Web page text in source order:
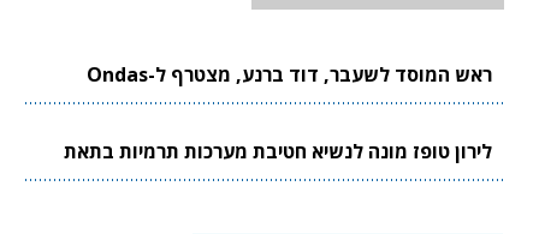
ראש המוסד לשעבר, דוד ברנע, מצטרף ל-Ondas
לירון טופז מונה לנשיא חטיבת מערכות תרמיות בתאת